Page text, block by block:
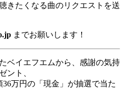
きたくなる曲のリクエストを送
までお願いします！
ベイエフエムから、感謝の気持
ント、
万円の「現金」が抽選で当た